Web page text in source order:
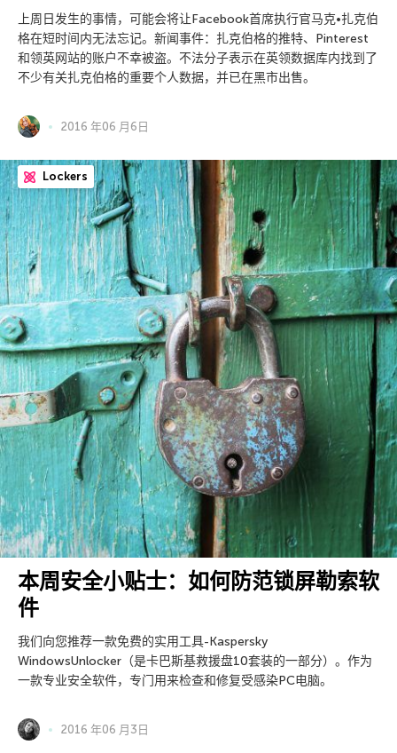
上周日发生的事情，可能会将让Facebook首席执行官马克•扎克伯
格在短时间内无法忘记。新闻事件：扎克伯格的推特、Pinterest
和领英网站的账户不幸被盗。不法分子表示在英领数据库内找到了
不少有关扎克伯格的重要个人数据，并已在黑市出售。
2016 年06 月6日
Lockers
本周安全小贴士：如何防范锁屏勒索软
件
我们向您推荐一款免费的实用工具-Kaspersky
WindowsUnlocker（是卡巴斯基救援盘10套装的一部分）。作为
一款专业安全软件，专门用来检查和修复受感染PC电脑。
2016 年06 月3日